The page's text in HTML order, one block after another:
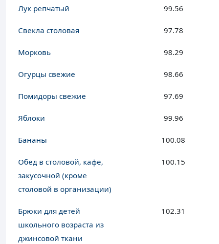
Лук репчатый 99.56
Свекла столовая 97.78
Морковь 98.29
Огурцы свежие 98.66
Помидоры свежие 97.69
Яблоки 99.96
Бананы 100.08
Обед в столовой, кафе,
закусочной (кроме
столовой в организации)
100.15
Брюки для детей
школьного возраста из
джинсовой ткани
102.31